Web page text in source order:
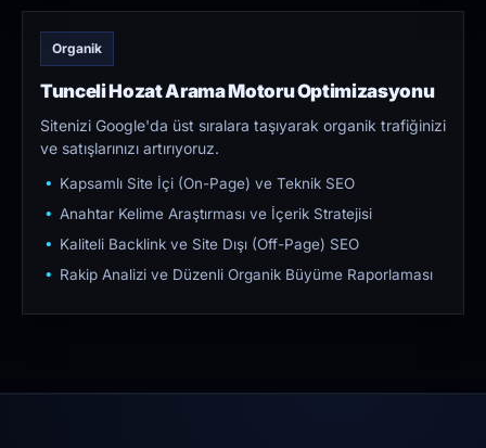
Organik
Tunceli Hozat Arama Motoru Optimizasyonu
Sitenizi Google'da üst sıralara taşıyarak organik trafiğinizi
ve satışlarınızı artırıyoruz.
Kapsamlı Site İçi (On-Page) ve Teknik SEO
Anahtar Kelime Araştırması ve İçerik Stratejisi
Kaliteli Backlink ve Site Dışı (Off-Page) SEO
Rakip Analizi ve Düzenli Organik Büyüme Raporlaması